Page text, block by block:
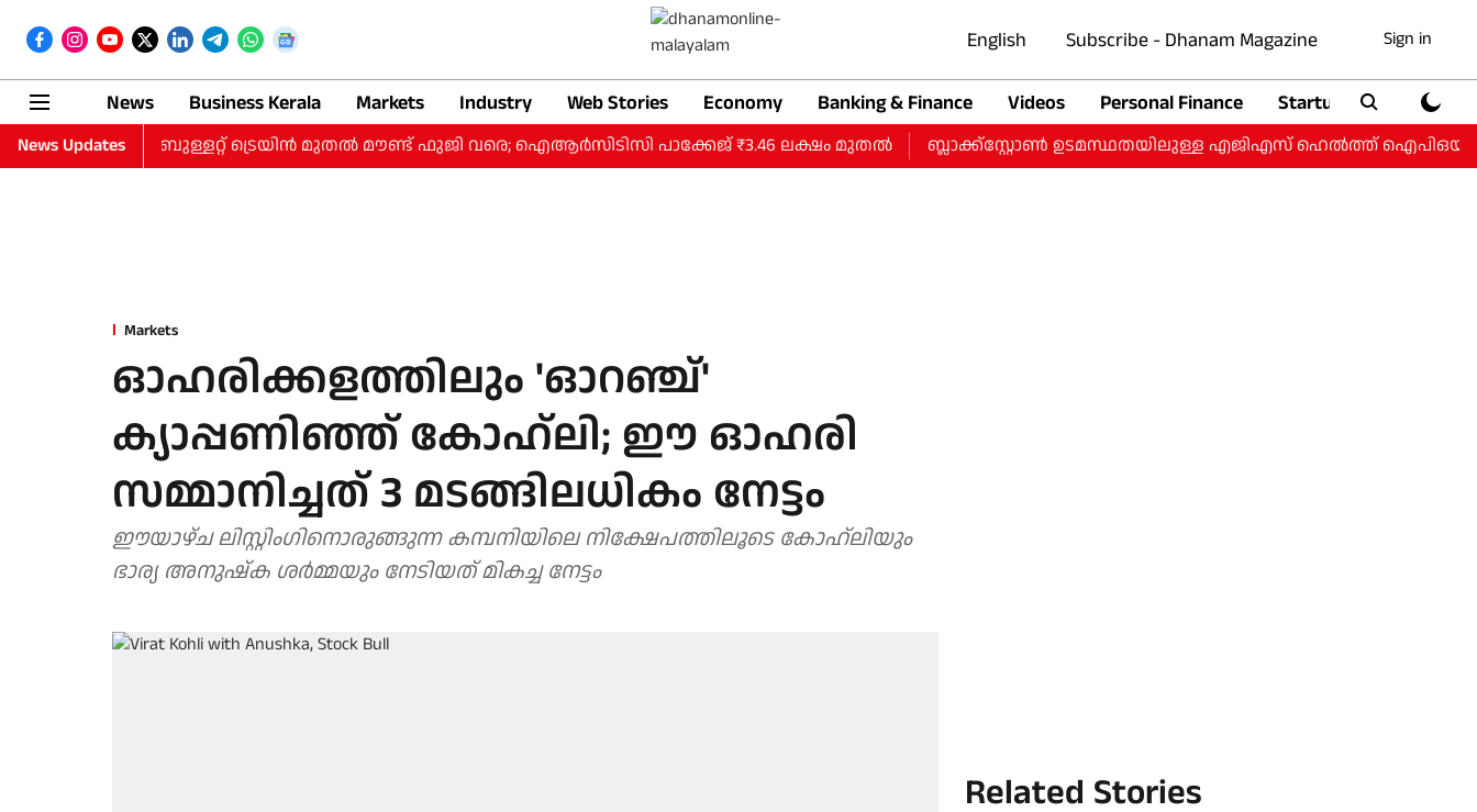
English Subscribe - Dhanam Magazine Sign in
News Business Kerala Markets Industry Web Stories Economy Banking & Finance Videos Personal Finance Startup
News Updatesയാത്ര; ബുള്ളറ്റ് ട്രെയിന്‍ മുതല്‍ മൗണ്ട് ഫുജി വരെ; ഐആര്‍സിടിസി പാക്കേജ് ₹3.46 ലക്ഷം മുതല്‍ ബ്ലാക്ക്‌സ്റ്റോൺ ഉടമസ്ഥതയിലുള്ള എജിഎസ് ഹെൽത്ത് ഐപിഒയ്ക്ക്;
Markets
ഓഹരിക്കളത്തിലും 'ഓറഞ്ച്'
ക്യാപ്പണിഞ്ഞ് കോഹ്‌ലി; ഈ ഓഹരി
സമ്മാനിച്ചത് 3 മടങ്ങിലധികം നേട്ടം
ഈയാഴ്ച ലിസ്റ്റിംഗിനൊരുങ്ങുന്ന കമ്പനിയിലെ നിക്ഷേപത്തിലൂടെ കോഹ്‌ലിയും
ഭാര്യ അനുഷ്‌ക ശര്‍മ്മയും നേടിയത് മികച്ച നേട്ടം
Related Stories